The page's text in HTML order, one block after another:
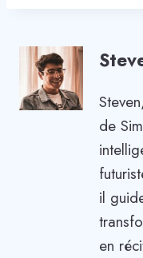
de
il
en